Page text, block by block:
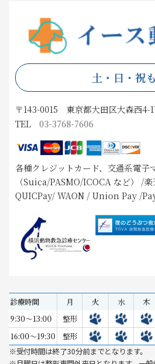
土・日・祝
〒143-0015 東京都大田区大森西4-
TEL 03-3768-7606
各種クレジットカード、交通系電子
（Suica/PASMO/ICOCA など） /
QUICPay/ WAON / Union Pay /
診療時間 月 火 水 木
9:30～13:00
整形
16:00～19:30
整形
※受付時間は終了30分前までとなります。